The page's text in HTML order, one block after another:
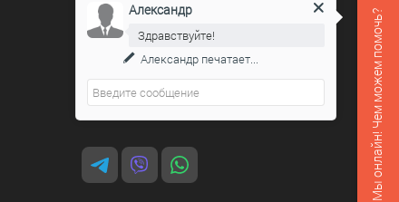
8 800 551-07-64
podarovdr@specautotrade.pro
Нижний Новгород, Чаадаева д.10к Мы онлайн! Чем можем помочь?
Александр
Здравствуйте!
Александр печатает...